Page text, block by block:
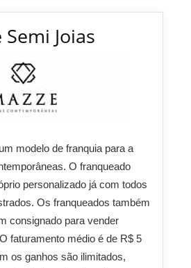
Semi Joias
modelo de franquia para a
O franqueado
personalizado já com todos
Os franqueados também
consignado para vender
faturamento médio é de R$ 5
os ganhos são ilimitados,